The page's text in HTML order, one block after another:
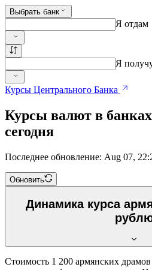
Выбрать банк
Я отдам
Я
Курсы Центрального Банка
Курсы валют в
сегодня
Последнее обновление: Aug 07,
Обновить
Динамика курса
Стоимость 1 200 армянских